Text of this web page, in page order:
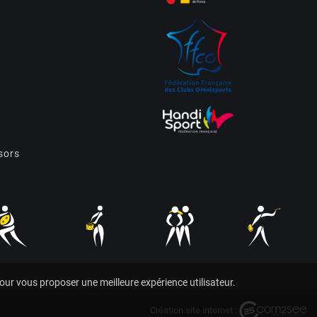
Création site internet :
vous proposer une meilleure expérience utilisateur.